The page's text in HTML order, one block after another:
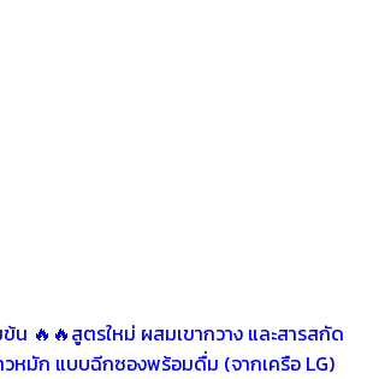
น 🔥🔥สูตรใหม่ ผสมเขากวาง และสารสกัด
หมัก แบบฉีกซองพร้อมดื่ม (จากเครือ LG)